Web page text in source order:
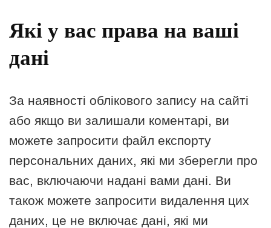
Які у вас права на ваші
дані
За наявності облікового запису на сайті
або якщо ви залишали коментарі, ви
можете запросити файл експорту
персональних даних, які ми зберегли про
вас, включаючи надані вами дані. Ви
також можете запросити видалення цих
даних, це не включає дані, які ми